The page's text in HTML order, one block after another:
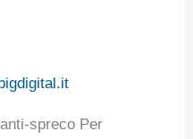
spreco Per